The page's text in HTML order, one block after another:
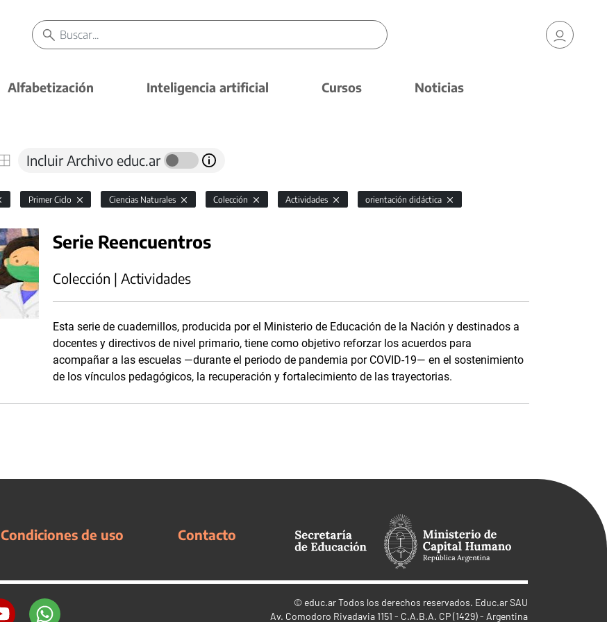
Alfabetización Inteligencia artificial Cursos Noticias
Incluir Archivo educ.ar
Primer Ciclo Ciencias Naturales Colección Actividades orientación didáctica
Serie Reencuentros
Colección | Actividades
Esta serie de cuadernillos, producida por el Ministerio de Educación de la Nación y destinados a
docentes y directivos de nivel primario, tiene como objetivo reforzar los acuerdos para
acompañar a las escuelas —durante el periodo de pandemia por COVID-19— en el sostenimiento
de los vínculos pedagógicos, la recuperación y fortalecimiento de las trayectorias.
Condiciones de uso Contacto
© educ.arTodos los derechos reservados. Educ.ar SAU
Av. Comodoro Rivadavia 1151 - C.A.B.A. CP (1429) - Argentina